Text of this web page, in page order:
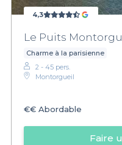
4,3
Le Puits
Charme à la parisienne
2 - 45 pers.
Montorgueil
€€ Abordable
Faire